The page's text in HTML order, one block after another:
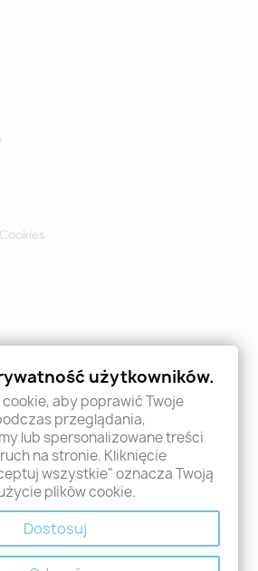
użytkowników.
aby poprawić Twoje
przeglądania,
lub spersonalizowane treści
na stronie. Kliknięcie
wszystkie" oznacza Twoją
plików cookie.
Dostosuj